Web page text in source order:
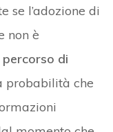
se l’adozione di
non è
di
probabilità che